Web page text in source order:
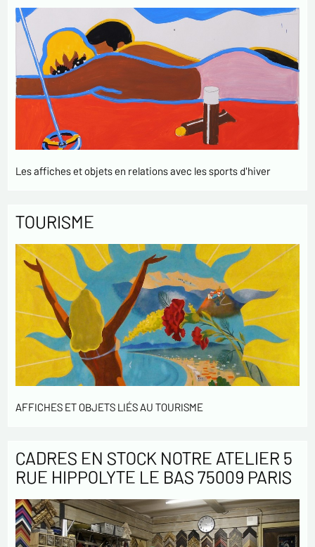
Les affiches et objets en relations avec les sports d'hiver
TOURISME
AFFICHES ET OBJETS LIÉS AU TOURISME
CADRES EN STOCK NOTRE ATELIER 5
RUE HIPPOLYTE LE BAS 75009 PARIS